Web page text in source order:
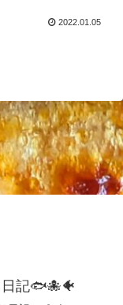
2022.01.05
記🐟️🐙🐠